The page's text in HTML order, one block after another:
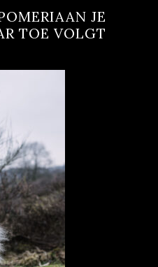
JE
TOE VOLGT